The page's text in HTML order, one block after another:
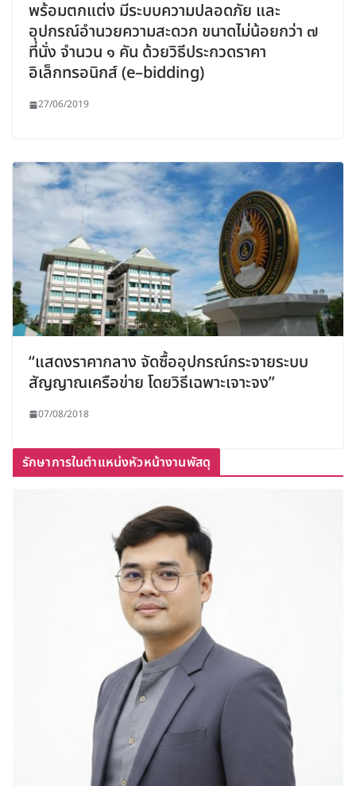
พร้อมตกแต่ง มีระบบความปลอดภัย และ
อุปกรณ์อำนวยความสะดวก ขนาดไม่น้อยกว่า ๗
ที่นั่ง จำนวน ๑ คัน ด้วยวิธีประกวดราคา
อิเล็กทรอนิกส์ (e–bidding)
27/06/2019
“แสดงราคากลาง จัดซื้ออุปกรณ์กระจายระบบ
สัญญาณเครือข่าย โดยวิธีเฉพาะเจาะจง”
07/08/2018
รักษาการในตำแหน่งหัวหน้างานพัสดุ